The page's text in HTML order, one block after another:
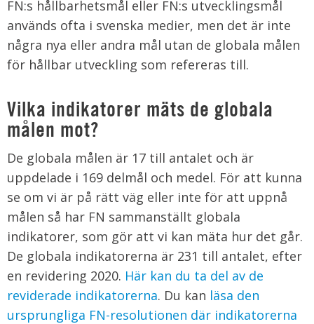
FN:s hållbarhetsmål eller FN:s utvecklingsmål
används ofta i svenska medier, men det är inte
några nya eller andra mål utan de globala målen
för hållbar utveckling som refereras till.
Vilka indikatorer mäts de globala
målen mot?
De globala målen är 17 till antalet och är
uppdelade i 169 delmål och medel. För att kunna
se om vi är på rätt väg eller inte för att uppnå
målen så har FN sammanställt globala
indikatorer, som gör att vi kan mäta hur det går.
De globala indikatorerna är 231 till antalet, efter
en revidering 2020. Här kan du ta del av de
reviderade indikatorerna. Du kan läsa den
ursprungliga FN-resolutionen där indikatorerna